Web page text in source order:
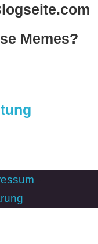
Memes?